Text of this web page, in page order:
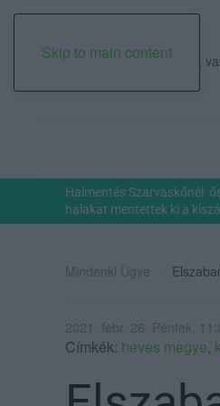
Skip to main content
2026. augusztus 09.,
Halmentés Szarvaskőnél:
halakat mentettek ki a
Mindenki Ügye
2021. febr. 26. Péntek,
Címkék: heves megye,